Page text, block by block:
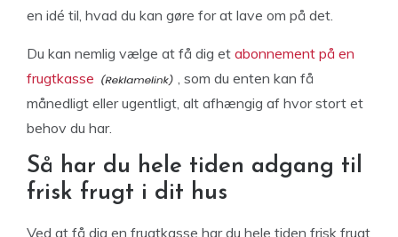
en idé til, hvad du kan gøre for at lave om på det.
Du kan nemlig vælge at få dig et abonnement på en
frugtkasse
, som du enten kan få
månedligt eller ugentligt, alt afhængig af hvor stort et
behov du har.
Så har du hele tiden adgang til
frisk frugt i dit hus
Ved at få dig en frugtkasse har du hele tiden frisk frugt